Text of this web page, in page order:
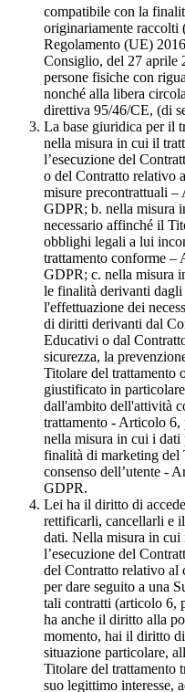
compatibile con la
originariamente
Regolamento (UE)
Consiglio, del 27 aprile
persone fisiche con
nonché alla libera
direttiva 95/46/CE, (di
La base giuridica per il
nella misura in cui il
l’esecuzione del
o del Contratto relativo
misure precontrattuali –
GDPR; b. nella misura
necessario affinché il
obblighi legali a lui
trattamento conforme –
GDPR; c. nella misura
le finalità derivanti
l'effettuazione dei
di diritti derivanti dal
Educativi o dal
sicurezza, la
Titolare del trattamento
giustificato in
dall'ambito dell'attività
trattamento - Articolo
nella misura in cui i dati
finalità di marketing del
consenso dell’utente -
GDPR.
Lei ha il diritto di
rettificarli, cancellarli e
dati. Nella misura in cui
l’esecuzione del
del Contratto relativo al
per dare seguito a una
tali contratti (articolo 6,
ha anche il diritto alla
momento, hai il diritto
situazione particolare,
Titolare del trattamento
suo legittimo interesse,